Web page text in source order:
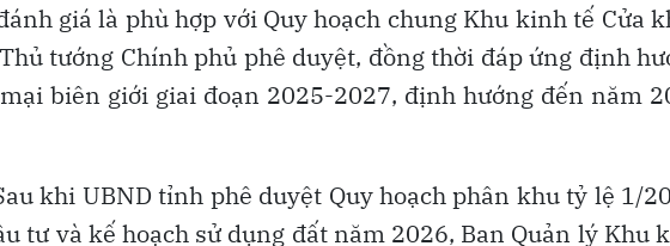
giá là phù hợp với Quy hoạch chung Khu kinh tế Cửa
tướng Chính phủ phê duyệt, đồng thời đáp ứng định
biên giới giai đoạn 2025-2027, định hướng đến năm
khi UBND tỉnh phê duyệt Quy hoạch phân khu tỷ lệ 1/
tư và kế hoạch sử dụng đất năm 2026, Ban Quản lý Khu